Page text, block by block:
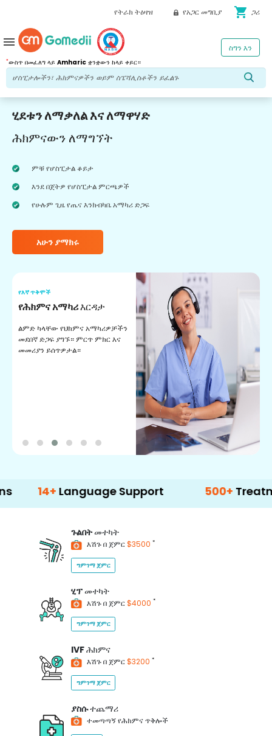
የትራክ ትዕዛዝ የአጋር መግቢያ shopping_cart ጋሪ
*ውስጥ በመፈለግ ላይ Amharic ቋንቋውን ከላይ ቀይር።
ስግን እን
menu
ሂደቱን ለማቃለል እና ለማዋሃድ
ሕክምናውን ለማግኘት
ምቹ የሆስፒታል ቆይታ
እንደ በጀትዎ የሆስፒታል ምርጫዎች
የሁሉም ጊዜ የጤና እንክብካቤ አማካሪ ድጋፍ
አሁን ያማክሩ
የእኛ ጥቅሞች
የሕክምና አማካሪእርዳታ
ልምድ ካላቸው የህክምና አማካሪዎቻችን
መደበኛ ድጋፍ ያግኙ። ምርጥ ምክር እና
መመሪያን ይሰጥዎታል።
Language Support 500+ Treatment
ጉልበትመተካት
እሽጉ በ ጀምር$3500 *
ግምገማ ጀምር
ሂፕመተካት
እሽጉ በ ጀምር$4000 *
ግምገማ ጀምር
IVFሕክምና
እሽጉ በ ጀምር$3200 *
ግምገማ ጀምር
ያስሱተጨማሪ
ተመጣጣኝ የሕክምና ጥቅሎች